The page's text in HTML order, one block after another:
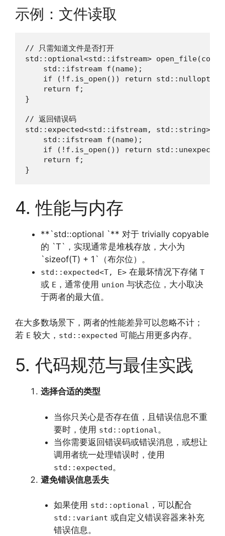
示例：文件读取
// 只需知道文件是否打开
std::optional<std::ifstream>
    std::ifstream f(name);
    if (!f.is_open()) return std::nullopt;
    return f;
}
// 返回错误码
std::expected<std::ifstream, std::string>
    std::ifstream f(name);
if (!f.is_open()) return
    return f;
}
4. 性能与内存
**`std::optional `** 对于 trivially copyable
的 `T`，实现通常是堆栈存放，大小为
`sizeof(T) + 1`（布尔位）。
std::expected<T, E> 在最坏情况下存储 T
或 E ，通常使用 union 与状态位，大小取决
于两者的最大值。
在大多数场景下，两者的性能差异可以忽略不计；
若 E 较大， std::expected 可能占用更多内存。
5. 代码规范与最佳实践
选择合适的类型
当你只关心是否存在值，且错误信息不重
要时，使用 std::optional 。
当你需要返回错误码或错误消息，或想让
调用者统一处理错误时，使用
std::expected。
避免错误信息丢失
如果使用 std::optional ，可以配合
std::variant 或自定义错误容器来补充
错误信息。